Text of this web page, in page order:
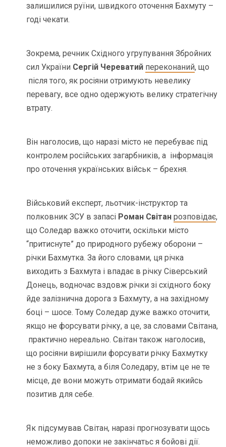
залишилися руїни, швидкого оточення Бахмуту –
годі чекати.
Зокрема, речник Східного угрупування Збройних
сил України Сергій Череватий переконаний, що
після того, як росіяни отримують невелику
перевагу, все одно одержують велику стратегічну
втрату.
Він наголосив, що наразі місто не перебуває під
контролем російських загарбників, а інформація
про оточення українських військ – брехня.
Військовий експерт, льотчик-інструктор та
полковник ЗСУ в запасі Роман Світан розповідає,
що Соледар важко оточити, оскільки місто
“притиснуте” до природного рубежу оборони –
річки Бахмутка. За його словами, ця річка
виходить з Бахмута і впадає в річку Сіверський
Донець, водночас вздовж річки зі східного боку
йде залізнична дорога з Бахмуту, а на західному
боці – шосе. Тому Соледар дуже важко оточити,
якщо не форсувати річку, а це, за словами Світана,
практично нереально. Світан також наголосив,
що росіяни вирішили форсувати річку Бахмутку
не з боку Бахмута, а біля Соледару, втім це не те
місце, де вони можуть отримати бодай якийсь
позитив для себе.
Як підсумував Світан, наразі прогнозувати щось
неможливо допоки не закінчатьс я бойові дії.